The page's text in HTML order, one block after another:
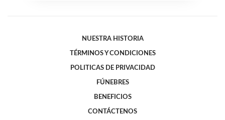
NUESTRA HISTORIA
TÉRMINOS Y CONDICIONES
POLITICAS DE PRIVACIDAD
FÚNEBRES
BENEFICIOS
CONTÁCTENOS